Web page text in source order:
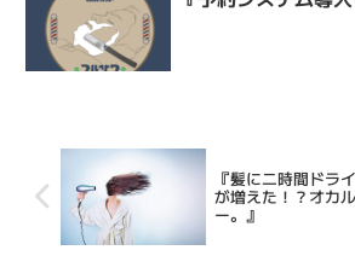
『髪に二時間ドラ
が増えた！？オカ
ー。』